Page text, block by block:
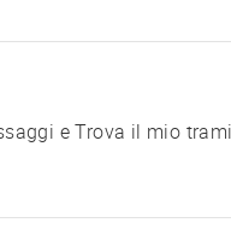
e Trova il mio